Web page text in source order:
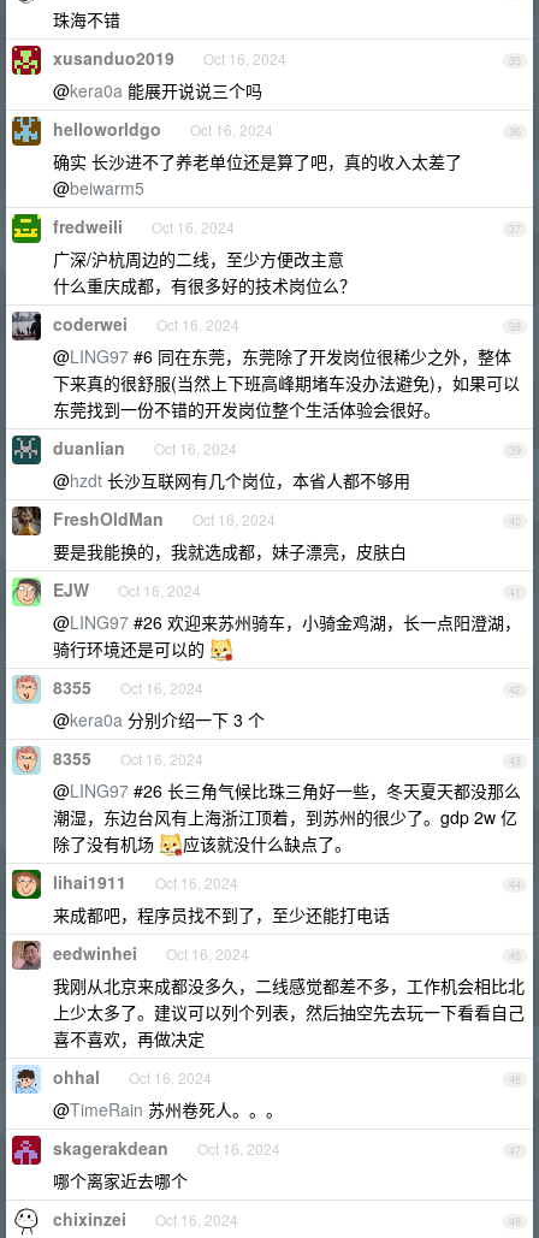
珠海不错
35
xusanduo2019 Oct 16, 2024
@kera0a 能展开说说三个吗
36
helloworldgo Oct 16, 2024
确实 长沙进不了养老单位还是算了吧，真的收入太差了
@beiwarm5
37
fredweili Oct 16, 2024
广深/沪杭周边的二线，至少方便改主意
什么重庆成都，有很多好的技术岗位么？
38
coderwei Oct 16, 2024
@LING97 #6 同在东莞，东莞除了开发岗位很稀少之外，整体
下来真的很舒服(当然上下班高峰期堵车没办法避免)，如果可以
东莞找到一份不错的开发岗位整个生活体验会很好。
39
duanlian Oct 16, 2024
@hzdt 长沙互联网有几个岗位，本省人都不够用
40
FreshOldMan Oct 16, 2024
要是我能换的，我就选成都，妹子漂亮，皮肤白
41
EJW Oct 16, 2024
@LING97 #26 欢迎来苏州骑车，小骑金鸡湖，长一点阳澄湖，
骑行环境还是可以的
42
8355 Oct 16, 2024
@kera0a 分别介绍一下 3 个
43
8355 Oct 16, 2024
@LING97 #26 长三角气候比珠三角好一些，冬天夏天都没那么
潮湿，东边台风有上海浙江顶着，到苏州的很少了。gdp 2w 亿
除了没有机场
应该就没什么缺点了。
44
lihai1911 Oct 16, 2024
来成都吧，程序员找不到了，至少还能打电话
45
eedwinhei Oct 16, 2024
我刚从北京来成都没多久，二线感觉都差不多，工作机会相比北
上少太多了。建议可以列个列表，然后抽空先去玩一下看看自己
喜不喜欢，再做决定
46
ohhal Oct 16, 2024
@TimeRain 苏州卷死人。。。
47
skagerakdean Oct 16, 2024
哪个离家近去哪个
48
chixinzei Oct 16, 2024